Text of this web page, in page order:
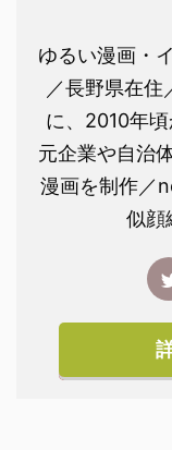
ゆるい漫画・
／長野県在
に、2010年
元企業や自治
漫画を制作／
似顔